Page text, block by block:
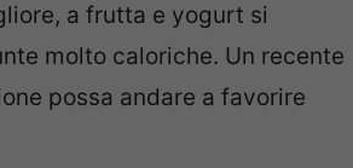
a frutta e yogurt si
molto caloriche. Un recente
possa andare a favorire